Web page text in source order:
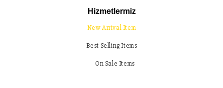
prestijli
hastanelerinde
En yetenekli Türk
doktorların ellerinde
vardığın
itibaren
Türkiye'den
kadar
Hizmetlermiz
New Arrival Item
Best Selling Items
On Sale Items